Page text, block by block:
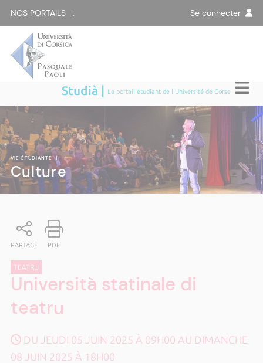
NOS PORTAILS : Se connecter
Studià | Le portail étudiant de l'Université de Corse
VIE ÉTUDIANTE|
Culture
PARTAGE PDF
TEATRU
Università statinale di
teatru
DU JEUDI 05 JUIN 2025 À 09H00 AU DIMANCHE
08 JUIN 2025 À 18H00